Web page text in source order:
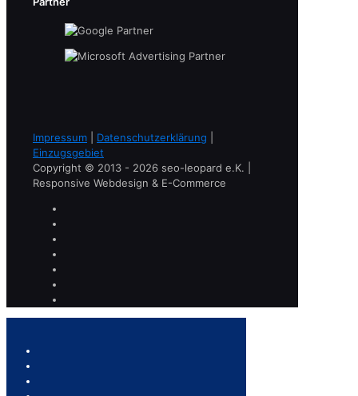
Impressum Datenschutzerklärung
Einzugsgebiet
Copyright © 2013 - 2026 seo-leopard e.K. |
Responsive Webdesign & E-Commerce